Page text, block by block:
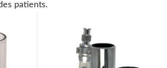
patients.